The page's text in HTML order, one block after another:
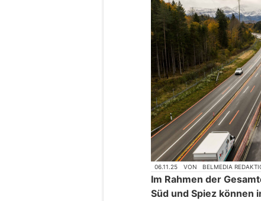
06.11.25 VON BELMEDIA
Im Rahmen der
Süd und Spiez können